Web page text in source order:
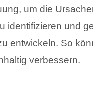
um die
identifizieren und
entwickeln. So
verbessern.